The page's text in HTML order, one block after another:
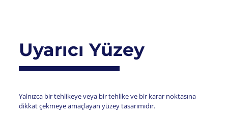
Uyarıcı Yüzey
Yalnızca bir tehlikeye veya bir tehlike ve bir karar noktasına
dikkat çekmeye amaçlayan yüzey tasarımıdır.